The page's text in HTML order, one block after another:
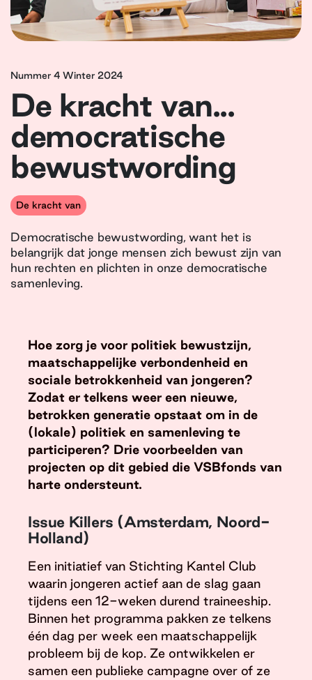
Nummer 4 Winter 2024
De kracht van...
democratische
bewustwording
De kracht van
Democratische bewustwording, want het is
belangrijk dat jonge mensen zich bewust zijn van
hun rechten en plichten in onze democratische
samenleving.
Hoe zorg je voor politiek bewustzijn,
maatschappelijke verbondenheid en
sociale betrokkenheid van jongeren?
Zodat er telkens weer een nieuwe,
betrokken generatie opstaat om in de
(lokale) politiek en samenleving te
participeren? Drie voorbeelden van
projecten op dit gebied die VSBfonds van
harte ondersteunt.
Issue Killers (Amsterdam, Noord-
Holland)
Een initiatief van Stichting Kantel Club
waarin jongeren actief aan de slag gaan
tijdens een 12-weken durend traineeship.
Binnen het programma pakken ze telkens
één dag per week een maatschappelijk
probleem bij de kop. Ze ontwikkelen er
samen een publieke campagne over of ze